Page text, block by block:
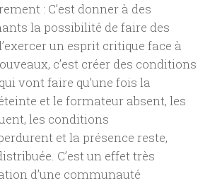
: C’est donner à des
la possibilité de faire des
un esprit critique face à
c’est créer des conditions
vont faire qu’une fois la
et le formateur absent, les
les conditions
et la présence reste,
C’est un effet très
d’une communauté